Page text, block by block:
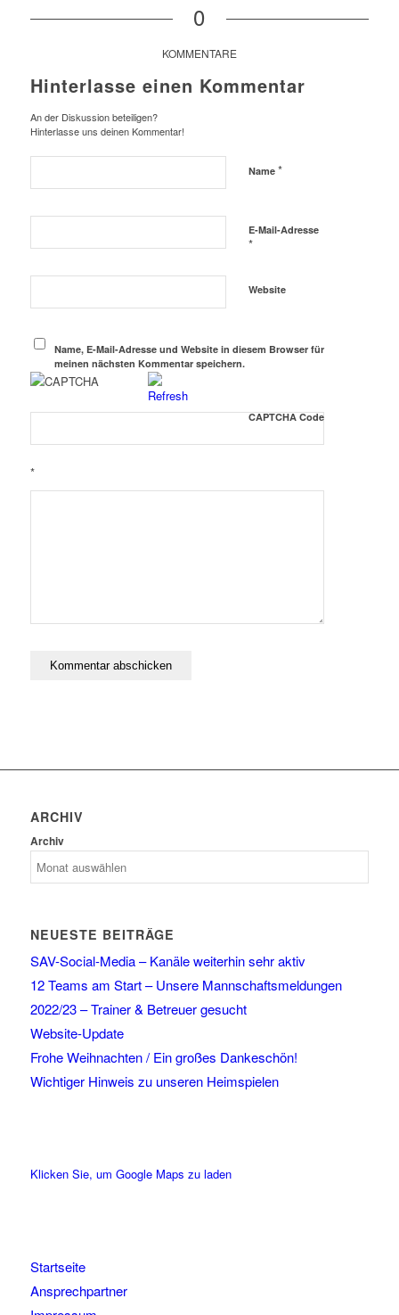
0
KOMMENTARE
Hinterlasse einen Kommentar
An der Diskussion beteiligen?
Hinterlasse uns deinen Kommentar!
Name *
E-Mail-Adresse
*
Website
Name, E-Mail-Adresse und Website in diesem Browser für
meinen nächsten Kommentar speichern.
CAPTCHA Code
*
ARCHIV
Archiv
NEUESTE BEITRÄGE
SAV-Social-Media – Kanäle weiterhin sehr aktiv
12 Teams am Start – Unsere Mannschaftsmeldungen
2022/23 – Trainer & Betreuer gesucht
Website-Update
Frohe Weihnachten / Ein großes Dankeschön!
Wichtiger Hinweis zu unseren Heimspielen
Klicken Sie, um Google Maps zu laden
Startseite
Ansprechpartner